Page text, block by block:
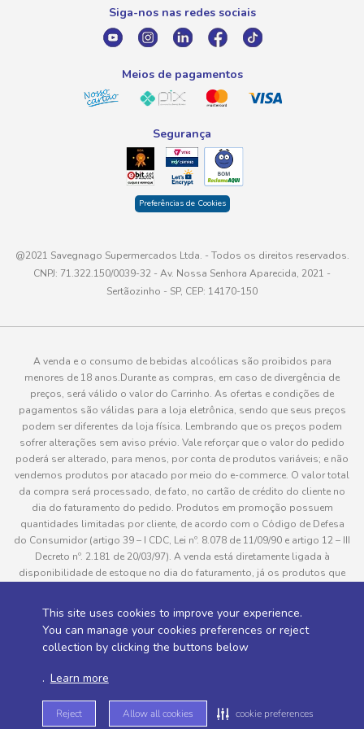
This site uses cookies to improve your experience.
You can manage your cookies preferences or reject
collection by clicking the buttons below
. Learn more
Reject Allow all cookies cookie preferences
atendimento@savegnago.com.br
Siga-nos nas redes sociais
Meios de pagamentos
Segurança
Preferências de Cookies
@2021 Savegnago Supermercados Ltda. - Todos os direitos reservados.
CNPJ: 71.322.150/0039-32 - Av. Nossa Senhora Aparecida, 2021 -
Sertãozinho - SP, CEP: 14170-150
A venda e o consumo de bebidas alcoólicas são proibidos para
menores de 18 anos.Durante as compras, em caso de divergência de
preços, será válido o valor do Carrinho. As ofertas e condições de
pagamentos são válidas para a loja eletrônica, sendo que seus preços
podem ser diferentes da loja física. Lembrando que os preços podem
sofrer alterações sem aviso prévio. Vale reforçar que o valor do pedido
poderá ser alterado, para menos, por conta de produtos variáveis; e não
vendemos produtos por atacado por meio do e-commerce. O valor total
da compra será processado, de fato, no cartão de crédito do cliente no
dia do faturamento do pedido. Produtos em promoção possuem
quantidades limitadas por cliente, de acordo com o Código de Defesa
do Consumidor (artigo 39 – I CDC, Lei nº. 8.078 de 11/09/90 e artigo 12 – III
Decreto nº. 2.181 de 20/03/97). A venda está diretamente ligada à
disponibilidade de estoque no dia do faturamento, já os produtos que
pedido do cliente, este não será entregue e o valor do item não será
cobrado. As fotos dos produtos no site são ilustrativas, podendo haver
divergência com o produto real e todos os pedidos estão sujeitos à
consultadas em “Política de Entregas”